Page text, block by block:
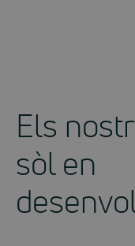
Els
sòl en